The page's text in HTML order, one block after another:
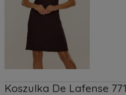
Koszulka De Lafense